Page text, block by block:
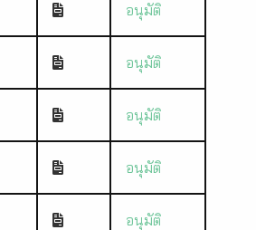
อนุมัติ
อนุมัติ
อนุมัติ
อนุมัติ
อนุมัติ